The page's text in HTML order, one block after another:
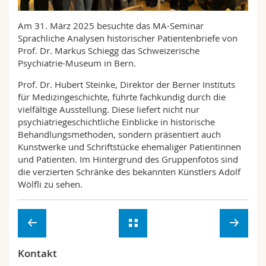
Math.-Nat. und Med. Fak.
Interfakultär
Mitarbeitende
Doktorierende
Webmail
Vorlesungsverzeichnis
Am 31. März 2025 besuchte das MA-Seminar
Sprachliche Analysen historischer Patientenbriefe von
Prof. Dr. Markus Schiegg das Schweizerische
Psychiatrie-Museum in Bern.
Prof. Dr. Hubert Steinke, Direktor der Berner Instituts
für Medizingeschichte, führte fachkundig durch die
vielfältige Ausstellung. Diese liefert nicht nur
psychiatriegeschichtliche Einblicke in historische
Behandlungsmethoden, sondern präsentiert auch
Kunstwerke und Schriftstücke ehemaliger Patientinnen
und Patienten. Im Hintergrund des Gruppenfotos sind
die verzierten Schränke des bekannten Künstlers Adolf
Wölfli zu sehen.
Kontakt